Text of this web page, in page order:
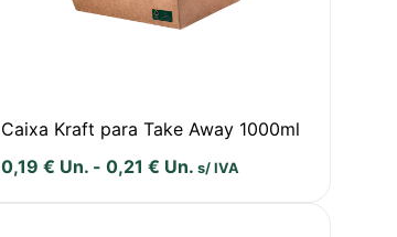
Caixa Kraft para Take Away 1000ml
0,19€ Un. -0,21€ Un. s/ IVA